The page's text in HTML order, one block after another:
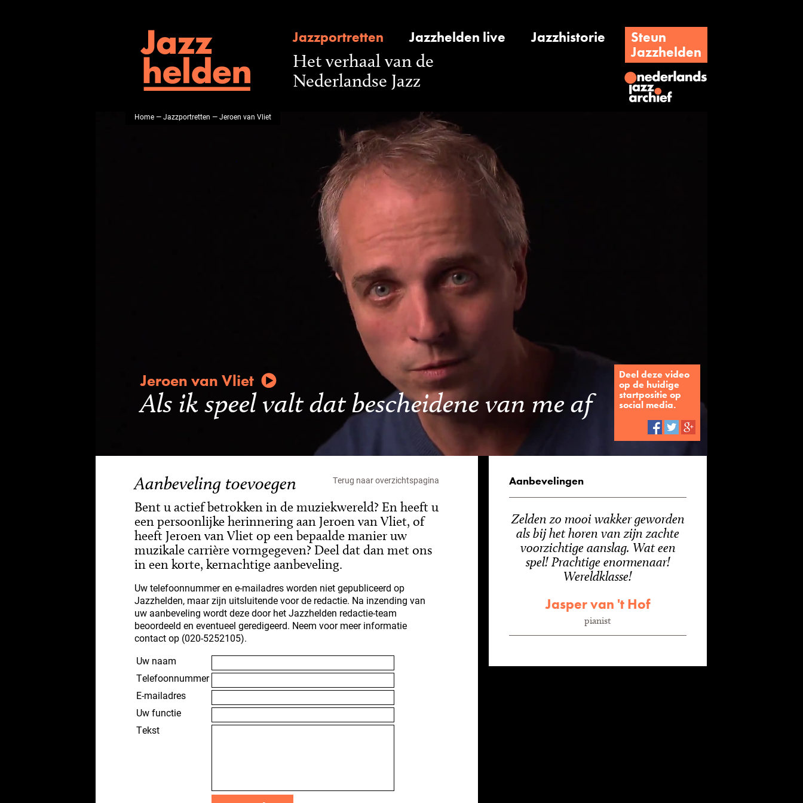
Jazzportretten Jazzhelden live Jazzhistorie
Steun
Jazzhelden
Het verhaal van de
Nederlandse Jazz
Home—Jazzportretten — Jeroen van Vliet
Jeroen van Vliet
Als ik speel valt dat bescheidene van me af
Deel deze video
op de huidige
startpositie op
social media.
Aanbeveling toevoegen Terug naar overzichtspagina
Bent u actief betrokken in de muziekwereld? En heeft u
een persoonlijke herinnering aan Jeroen van Vliet, of
heeft Jeroen van Vliet op een bepaalde manier uw
muzikale carrière vormgegeven? Deel dat dan met ons
in een korte, kernachtige aanbeveling.
Uw telefoonnummer en e-mailadres worden niet gepubliceerd op
Jazzhelden, maar zijn uitsluitende voor de redactie. Na inzending van
uw aanbeveling wordt deze door het Jazzhelden redactie-team
beoordeeld en eventueel geredigeerd. Neem voor meer informatie
contact op (020-5252105).
Uw naam
Telefoonnummer
E-mailadres
Uw functie
Tekst
Aanbevelingen
Zelden zo mooi wakker geworden
als bij het horen van zijn zachte
voorzichtige aanslag. Wat een
spel! Prachtige enormenaar!
Wereldklasse!
Jasper van 't Hof
pianist